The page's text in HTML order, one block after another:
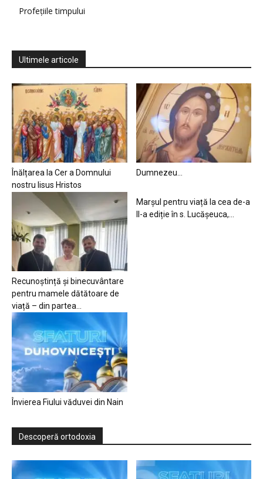
Profețiile timpului
Ultimele articole
Înălțarea la Cer a Domnului
nostru Iisus Hristos
Dumnezeu…
Recunoștință și binecuvântare
pentru mamele dătătoare de
viață – din partea...
Marșul pentru viață la cea de-a
II-a ediție în s. Lucășeuca,...
Învierea Fiului văduvei din Nain
Descoperă ortodoxia